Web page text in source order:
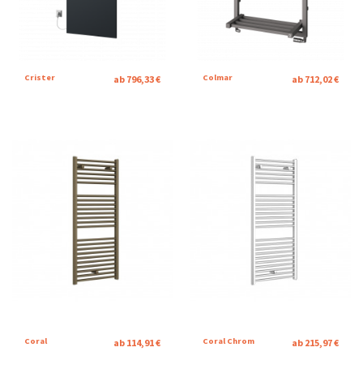
Crister ab 796,33 € Colmar ab 712,02 €
Coral ab 114,91 € Coral Chrom ab 215,97 €